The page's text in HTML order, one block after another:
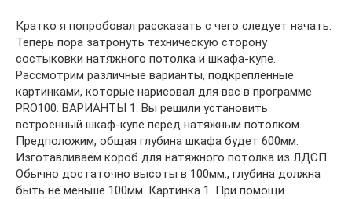
Кратко я попробовал рассказать с чего следует начать.
Теперь пора затронуть техническую сторону
состыковки натяжного потолка и шкафа-купе.
Рассмотрим различные варианты, подкрепленные
картинками, которые нарисовал для вас в программе
PRO100. ВАРИАНТЫ 1. Вы решили установить
встроенный шкаф-купе перед натяжным потолком.
Предположим, общая глубина шкафа будет 600мм.
Изготавливаем короб для натяжного потолка из ЛДСП.
Обычно достаточно высоты в 100мм., глубина должна
быть не меньше 100мм. Картинка 1. При помощи